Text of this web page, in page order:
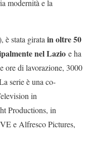
modernità e la
è stata girata in oltre 50
nel Lazio e ha
ore di lavorazione, 3000
serie è una co-
in
Productions, in
e Alfresco Pictures,